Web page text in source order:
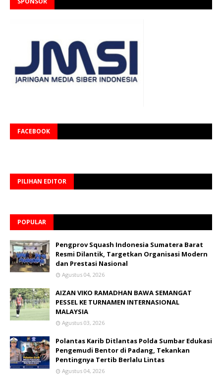
FACEBOOK
PILIHAN EDITOR
POPULAR
Pengprov Squash Indonesia Sumatera Barat
Resmi Dilantik, Targetkan Organisasi Modern
dan Prestasi Nasional
Agustus 04, 2026
AIZAN VIKO RAMADHAN BAWA SEMANGAT
PESSEL KE TURNAMEN INTERNASIONAL
MALAYSIA
Agustus 03, 2026
Polantas Karib Ditlantas Polda Sumbar Edukasi
Pengemudi Bentor di Padang, Tekankan
Pentingnya Tertib Berlalu Lintas
Agustus 04, 2026